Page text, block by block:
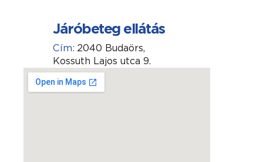
Járóbeteg ellátás
Cím: 2040 Budaörs,
Kossuth Lajos utca 9.